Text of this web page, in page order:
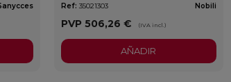
Ref: 35021303 Nobili
PVP 506,26 € (IVA incl.)
AÑADIR